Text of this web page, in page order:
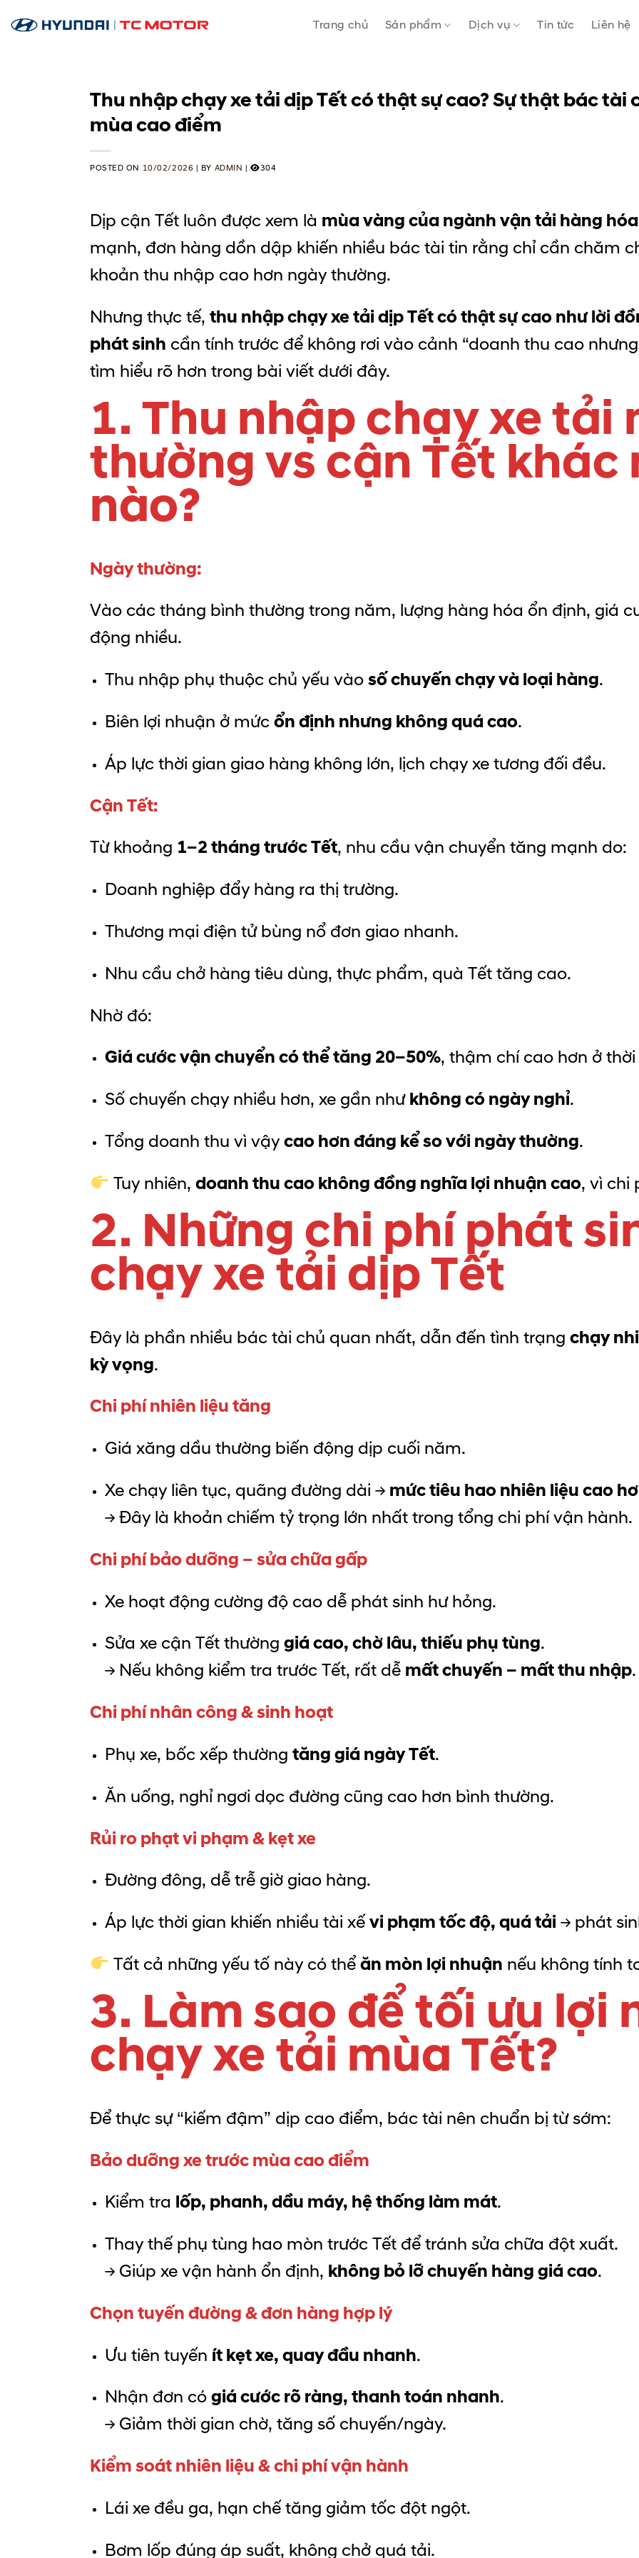
Trang chủ Sản phẩm Dịch vụ Tin tức Liên hệ
Thu nhập chạy xe tải dịp Tết có thật sự cao? Sự thật bác tài
mùa cao điểm
POSTED ON 10/02/2026 BY ADMIN | 304
Dịp cận Tết luôn được xem là mùa vàng của ngành vận tải hàng hóa
mạnh, đơn hàng dồn dập khiến nhiều bác tài tin rằng chỉ cần chăm
khoản thu nhập cao hơn ngày thường.
Nhưng thực tế, thu nhập chạy xe tải dịp Tết có thật sự cao như lời
phát sinh cần tính trước để không rơi vào cảnh “doanh thu cao
tìm hiểu rõ hơn trong bài viết dưới đây.
1. Thu nhập chạy xe tải
thường vs cận Tết khác
nào?
Ngày thường:
Vào các tháng bình thường trong năm, lượng hàng hóa ổn định, giá
động nhiều.
Thu nhập phụ thuộc chủ yếu vào số chuyến chạy và loại hàng.
Biên lợi nhuận ở mức ổn định nhưng không quá cao.
Áp lực thời gian giao hàng không lớn, lịch chạy xe tương đối đều.
Cận Tết:
Từ khoảng 1–2 tháng trước Tết, nhu cầu vận chuyển tăng mạnh do:
Doanh nghiệp đẩy hàng ra thị trường.
Thương mại điện tử bùng nổ đơn giao nhanh.
Nhu cầu chở hàng tiêu dùng, thực phẩm, quà Tết tăng cao.
Nhờ đó:
Giá cước vận chuyển có thể tăng 20–50%, thậm chí cao hơn ở
Số chuyến chạy nhiều hơn, xe gần như không có ngày nghỉ.
Tổng doanh thu vì vậy cao hơn đáng kể so với ngày thường.
Tuy nhiên,doanh thu cao không đồng nghĩa lợi nhuận cao, vì chi
2. Những chi phí phát
chạy xe tải dịp Tết
Đây là phần nhiều bác tài chủ quan nhất, dẫn đến tình trạng chạy
kỳ vọng.
Chi phí nhiên liệu tăng
Giá xăng dầu thường biến động dịp cuối năm.
Xe chạy liên tục, quãng đường dài → mức tiêu hao nhiên liệu cao
→ Đây là khoản chiếm tỷ trọng lớn nhất trong tổng chi phí vận hành.
Chi phí bảo dưỡng – sửa chữa gấp
Xe hoạt động cường độ cao dễ phát sinh hư hỏng.
Sửa xe cận Tết thường giá cao, chờ lâu, thiếu phụ tùng.
→ Nếu không kiểm tra trước Tết, rất dễ mất chuyến – mất thu nhập.
Chi phí nhân công & sinh hoạt
Phụ xe, bốc xếp thường tăng giá ngày Tết.
Ăn uống, nghỉ ngơi dọc đường cũng cao hơn bình thường.
Rủi ro phạt vi phạm & kẹt xe
Đường đông, dễ trễ giờ giao hàng.
Áp lực thời gian khiến nhiều tài xế vi phạm tốc độ, quá tải → phát
Tất cả những yếu tố này có thểăn mòn lợi nhuận nếu không tính
3. Làm sao để tối ưu lợi
chạy xe tải mùa Tết?
Để thực sự “kiếm đậm” dịp cao điểm, bác tài nên chuẩn bị từ sớm:
Bảo dưỡng xe trước mùa cao điểm
Kiểm tra lốp, phanh, dầu máy, hệ thống làm mát.
Thay thế phụ tùng hao mòn trước Tết để tránh sửa chữa đột xuất.
→ Giúp xe vận hành ổn định, không bỏ lỡ chuyến hàng giá cao.
Chọn tuyến đường & đơn hàng hợp lý
Ưu tiên tuyến ít kẹt xe, quay đầu nhanh.
Nhận đơn có giá cước rõ ràng, thanh toán nhanh.
→ Giảm thời gian chờ, tăng số chuyến/ngày.
Kiểm soát nhiên liệu & chi phí vận hành
Lái xe đều ga, hạn chế tăng giảm tốc đột ngột.
Bơm lốp đúng áp suất, không chở quá tải.